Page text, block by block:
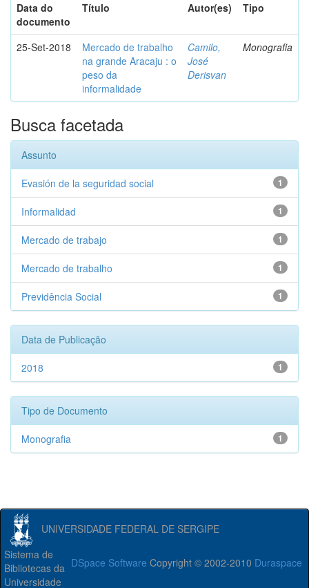
Data do
documento
Título Autor(es) Tipo
25-Set-2018
Mercado de trabalho
na grande Aracaju : o
peso da
informalidade
Camilo,
José
Derisvan
Monografia
Busca facetada
Assunto
1
Evasión de la seguridad social
1
Informalidad
1
Mercado de trabajo
1
Mercado de trabalho
1
Previdência Social
Data de Publicação
1
2018
Tipo de Documento
1
Monografia
UNIVERSIDADE FEDERAL DE SERGIPE
DSpace Software Copyright © 2002-2010 Duraspace
Sistema de
Bibliotecas da
Universidade